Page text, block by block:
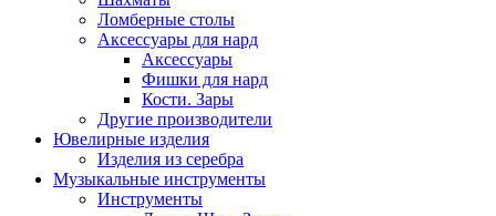
Ломберные столы
Аксессуары для нард
Аксессуары
Фишки для нард
Кости. Зары
Другие производители
Ювелирные изделия
Изделия из серебра
Музыкальные инструменты
Инструменты